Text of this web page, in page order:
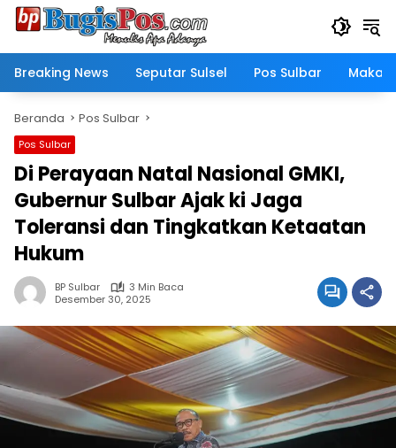
Langsung
Breaking News
Seputar Sulsel Pos Sulbar
Beranda Pos Sulbar
Pos Sulbar
Di Perayaan Natal Nasional GMKI,
Gubernur Sulbar Ajak ki Jaga
Toleransi dan Tingkatkan Ketaatan
Hukum
BP Sulbar
3 Min Baca
Desember 30, 2025